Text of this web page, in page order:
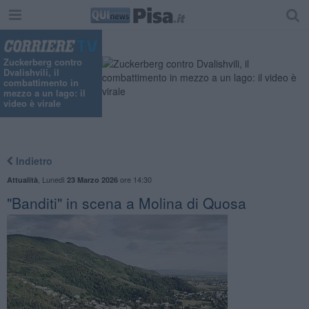
Zuckerberg contro
Dvalishvili, il
combattimento in
mezzo a un lago: il
video è virale
Indietro
Attualità Lunedì 23 Marzo 2026ore 14:30
"Banditi" in scena a Molina di Quosa